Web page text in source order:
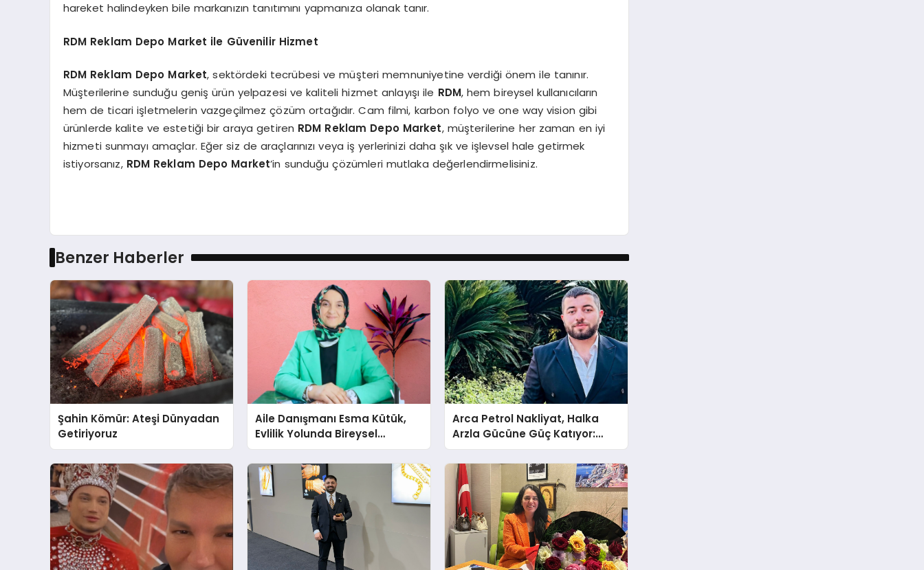
hareket halindeyken bile markanızın tanıtımını yapmanıza olanak tanır.
RDM Reklam Depo Market ile Güvenilir Hizmet
RDM Reklam Depo Market, sektördeki tecrübesi ve müşteri memnuniyetine verdiği önem ile tanınır.
Müşterilerine sunduğu geniş ürün yelpazesi ve kaliteli hizmet anlayışı ile RDM, hem bireysel kullanıcıların
hem de ticari işletmelerin vazgeçilmez çözüm ortağıdır. Cam filmi, karbon folyo ve one way vision gibi
ürünlerde kalite ve estetiği bir araya getiren RDM Reklam Depo Market, müşterilerine her zaman en iyi
hizmeti sunmayı amaçlar. Eğer siz de araçlarınızı veya iş yerlerinizi daha şık ve işlevsel hale getirmek
istiyorsanız, RDM Reklam Depo Market’in sunduğu çözümleri mutlaka değerlendirmelisiniz.
Benzer Haberler
Şahin Kömür: Ateşi Dünyadan
Getiriyoruz
Aile Danışmanı Esma Kütük,
Evlilik Yolunda Bireysel
Farkındalığın ve Sınırların
Gücünü Anlatıyor
Arca Petrol Nakliyat, Halka
Arzla Gücüne Güç Katıyor:
Ömer Arca ve Mehmet
Arca’dan Sektöre Güçlü
Yatırım